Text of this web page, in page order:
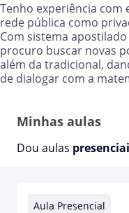
Tenho experiência com
rede pública como
Com sistema
procuro buscar novas
além da tradicional,
de dialogar com a
Minhas aulas
Dou aulas
Aula Presencial